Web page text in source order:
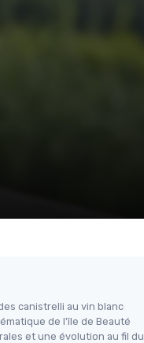
canistrelli au vin blanc
de l’île de Beauté
et une évolution au fil du